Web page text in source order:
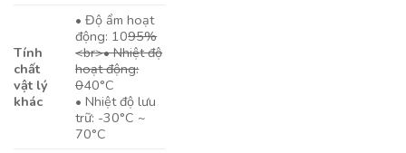
Tính
chất
vật lý
khác
• Độ ẩm hoạt
động: 1095%
<br>• Nhiệt độ
hoạt động:
040°C
• Nhiệt độ lưu
trữ: -30°C ~
70°C